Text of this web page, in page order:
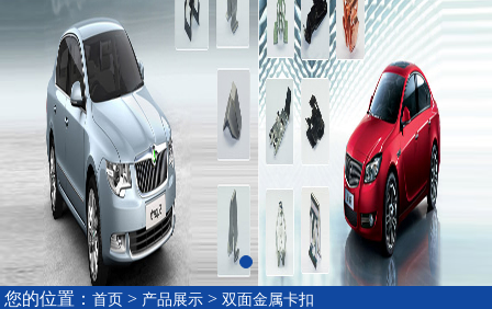
您的位置： 首页 > 产品展示 > 双面金属卡扣